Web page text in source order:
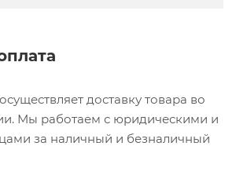
доставку товара во
Мы работаем с юридическими и
за наличный и безналичный